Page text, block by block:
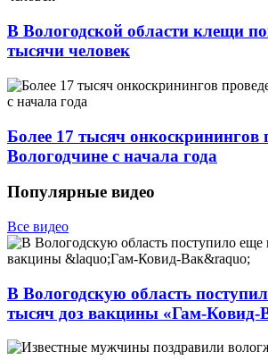
В Вологодской области клещи
тысячи человек
Более 17 тысяч онкоскринингов
Вологодчине с начала года
Популярные видео
Все видео
В Вологодскую область
тысяч доз вакцины «Гам-Ковид-